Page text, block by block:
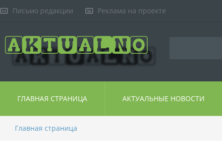
Письмо редакции Реклама на проекте
ГЛАВНАЯ СТРАНИЦА АКТУАЛЬНЫЕ НОВОСТИ
Главная страница